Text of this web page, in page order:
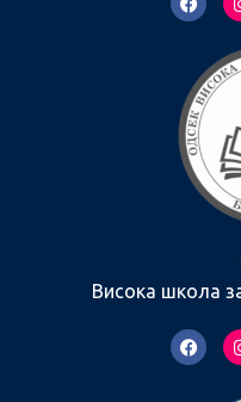
Висока школа